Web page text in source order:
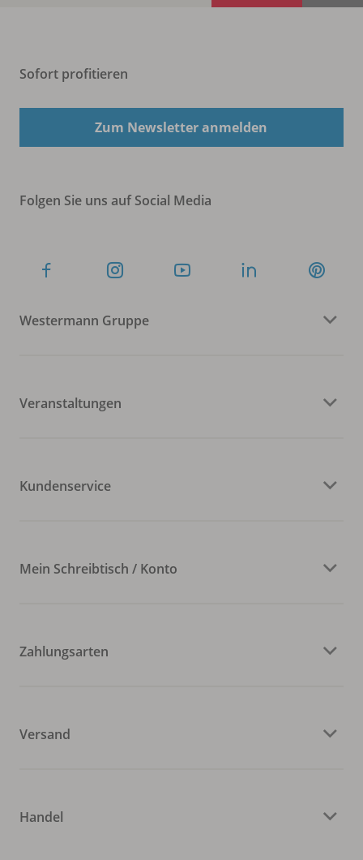
Sofort profitieren
Zum Newsletter anmelden
Folgen Sie uns auf Social Media
Westermann Gruppe
Veranstaltungen
Kundenservice
Mein Schreibtisch / Konto
Zahlungsarten
Versand
Handel